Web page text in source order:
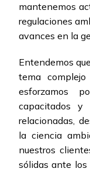
mantenemos
regulaciones
avances en la
Entendemos
tema
esforzamos
capacitados y
relacionadas,
la ciencia
nuestros
sólidas ante